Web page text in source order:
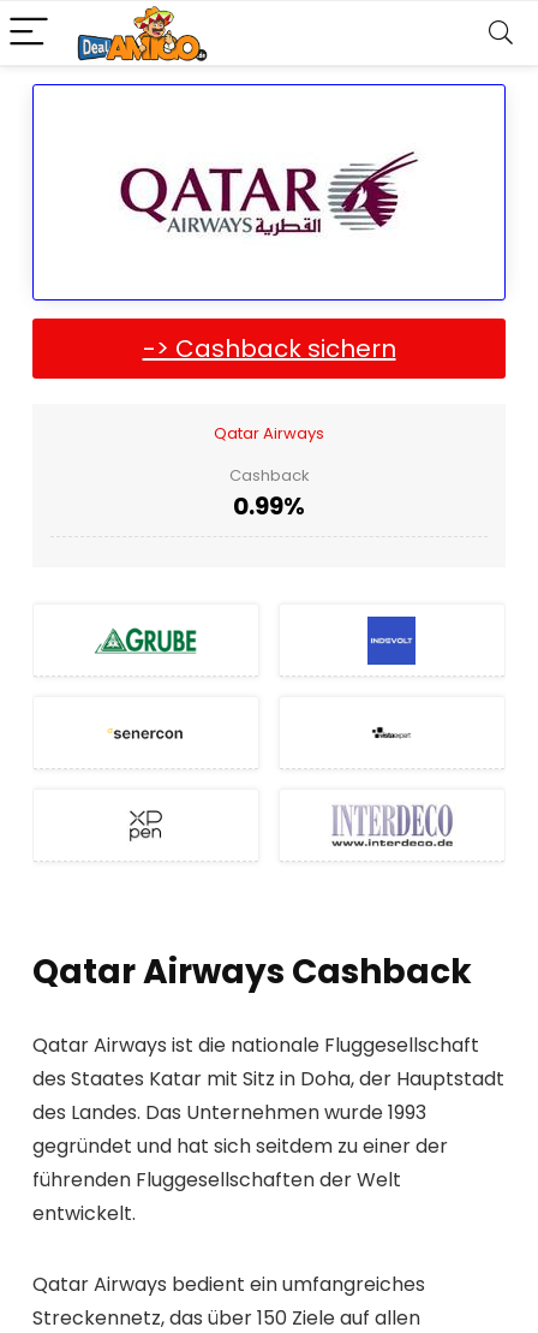
-> Cashback sichern
Qatar Airways
Cashback
0.99%
Qatar Airways Cashback
Qatar Airways ist die nationale Fluggesellschaft
des Staates Katar mit Sitz in Doha, der Hauptstadt
des Landes. Das Unternehmen wurde 1993
gegründet und hat sich seitdem zu einer der
führenden Fluggesellschaften der Welt
entwickelt.
Qatar Airways bedient ein umfangreiches
Streckennetz, das über 150 Ziele auf allen